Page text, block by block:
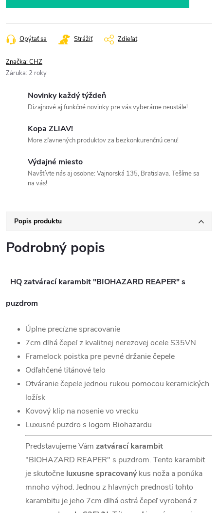
Opýtať sa Strážiť Zdieľať
Značka:CHZ
Záruka: 2 roky
Novinky každý týždeň
Dizajnové aj funkčné novinky pre vás vyberáme neustále!
Kopa ZLIAV!
More zľavnených produktov za bezkonkurenčnú cenu!
Výdajné miesto
Navštívte nás aj osobne: Vajnorská 135, Bratislava. Tešíme sa
na vás!
Popis produktu
Podrobný popis
HQ zatvárací karambit "BIOHAZARD REAPER" s
puzdrom
Úplne precízne spracovanie
7cm dlhá čepeľ z kvalitnej nerezovej ocele S35VN
Framelock poistka pre pevné držanie čepele
Odľahčené titánové telo
Otváranie čepele jednou rukou pomocou keramických
ložísk
Kovový klip na nosenie vo vrecku
Luxusné puzdro s logom Biohazardu
Predstavujeme Vám zatvárací karambit
"BIOHAZARD REAPER" s puzdrom. Tento karambit
je skutočne luxusne spracovanýkus noža a ponúka
mnoho výhod. Jednou z hlavných predností tohto
karambitu je jeho 7cm dlhá ostrá čepeľ vyrobená z